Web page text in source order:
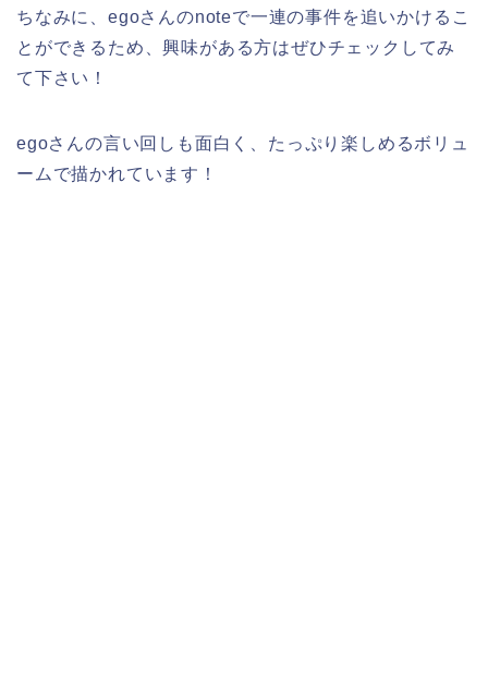
ちなみに、egoさんのnoteで一連の事件を追いかけるこ
とができるため、興味がある方はぜひチェックしてみ
て下さい！
egoさんの言い回しも面白く、たっぷり楽しめるボリュ
ームで描かれています！